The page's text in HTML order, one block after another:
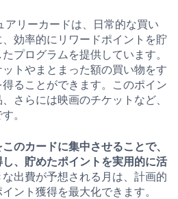
アリーカードは、日常的な買い
効率的にリワードポイントを貯
プログラムを提供しています。
トやまとまった額の買い物をす
ることができます。このポイン
さらには映画のチケットなど、
。
のカードに集中させることで、
、貯めたポイントを実用的に活
出費が予想される月は、計画的
ント獲得を最大化できます。